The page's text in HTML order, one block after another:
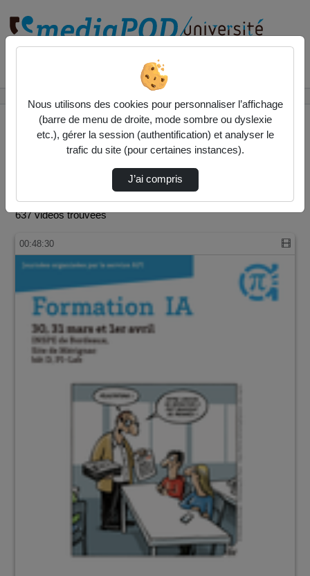
Vidéo Audio
637 vidéos trouvées
00:48:30
Nous utilisons des cookies pour personnaliser l’affichage
(barre de menu de droite, mode sombre ou dyslexie
etc.), gérer la session (authentification) et analyser le
trafic du site (pour certaines instances).
J’ai compris